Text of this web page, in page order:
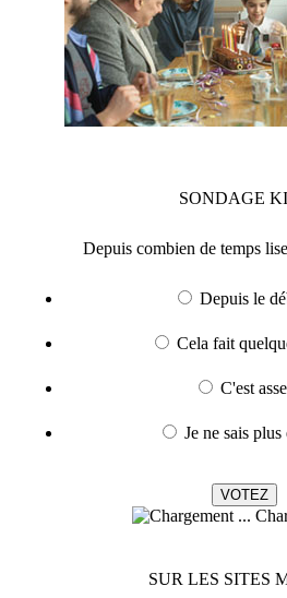
SONDAGE
Depuis combien de temps
Depuis le
Cela fait
C'est
Je ne sais
SUR LES SITES